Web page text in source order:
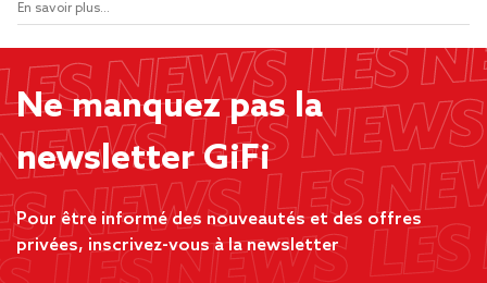
En savoir plus...
Ne manquez pas la
newsletter GiFi
Pour être informé des nouveautés et des offres
privées, inscrivez-vous à la newsletter